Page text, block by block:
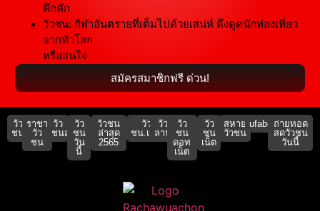
คึกคัก
วัวชน: กีฬาอันตรายที่เต็มไปด้วยเสน่ห์ ดึงดูดนักท่องเที่ยว
จากทั่วโลก
หรือสนใจ
สมัครสมาชิกฟรี ด่วน!
วัว
ชน
ราชา
วัว
ชน
วัว
ชนสด
วัว
ชน
วัน
นี้
วัวชน
ล่าสุด
2565
วัว
ชน.เน็ต
วัว
ลาน
วัว
ชน
ดอท
เน็ต
วัว
ชน
เน็ต
สหาย
วัวชน
ufabet911ถ่ายทอด
สดวัวชน
วันนี้